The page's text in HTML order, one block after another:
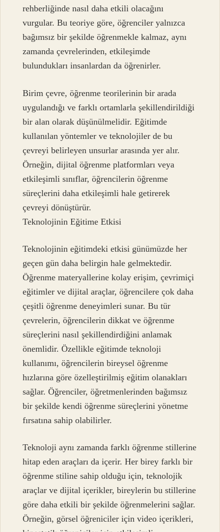
rehberliğinde nasıl daha etkili olacağını
vurgular. Bu teoriye göre, öğrenciler yalnızca
bağımsız bir şekilde öğrenmekle kalmaz, aynı
zamanda çevrelerinden, etkileşimde
bulundukları insanlardan da öğrenirler.
Birim çevre, öğrenme teorilerinin bir arada
uygulandığı ve farklı ortamlarla şekillendirildiği
bir alan olarak düşünülmelidir. Eğitimde
kullanılan yöntemler ve teknolojiler de bu
çevreyi belirleyen unsurlar arasında yer alır.
Örneğin, dijital öğrenme platformları veya
etkileşimli sınıflar, öğrencilerin öğrenme
süreçlerini daha etkileşimli hale getirerek
çevreyi dönüştürür.
Teknolojinin Eğitime Etkisi
Teknolojinin eğitimdeki etkisi günümüzde her
geçen gün daha belirgin hale gelmektedir.
Öğrenme materyallerine kolay erişim, çevrimiçi
eğitimler ve dijital araçlar, öğrencilere çok daha
çeşitli öğrenme deneyimleri sunar. Bu tür
çevrelerin, öğrencilerin dikkat ve öğrenme
süreçlerini nasıl şekillendirdiğini anlamak
önemlidir. Özellikle eğitimde teknoloji
kullanımı, öğrencilerin bireysel öğrenme
hızlarına göre özelleştirilmiş eğitim olanakları
sağlar. Öğrenciler, öğretmenlerinden bağımsız
bir şekilde kendi öğrenme süreçlerini yönetme
fırsatına sahip olabilirler.
Teknoloji aynı zamanda farklı öğrenme stillerine
hitap eden araçları da içerir. Her birey farklı bir
öğrenme stiline sahip olduğu için, teknolojik
araçlar ve dijital içerikler, bireylerin bu stillerine
göre daha etkili bir şekilde öğrenmelerini sağlar.
Örneğin, görsel öğreniciler için video içerikleri,